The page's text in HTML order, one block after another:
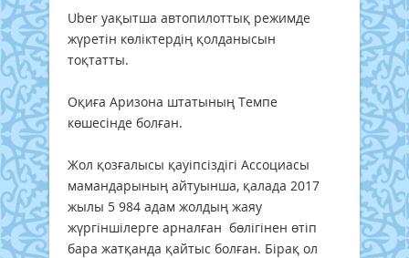
Uber уақытша автопилоттық режимде
жүретін көліктердің қолданысын
тоқтатты.
Оқиға Аризона штатының Темпе
көшесінде болған.
Жол қозғалысы қауіпсіздігі Ассоциасы
мамандарының айтуынша, қалада 2017
жылы 5 984 адам жолдың жаяу
жүргіншілерге арналған бөлігінен өтіп
бара жатқанда қайтыс болған. Бірақ ол